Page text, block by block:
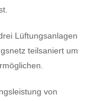
Lüftungsanlagen
teilsaniert um
von